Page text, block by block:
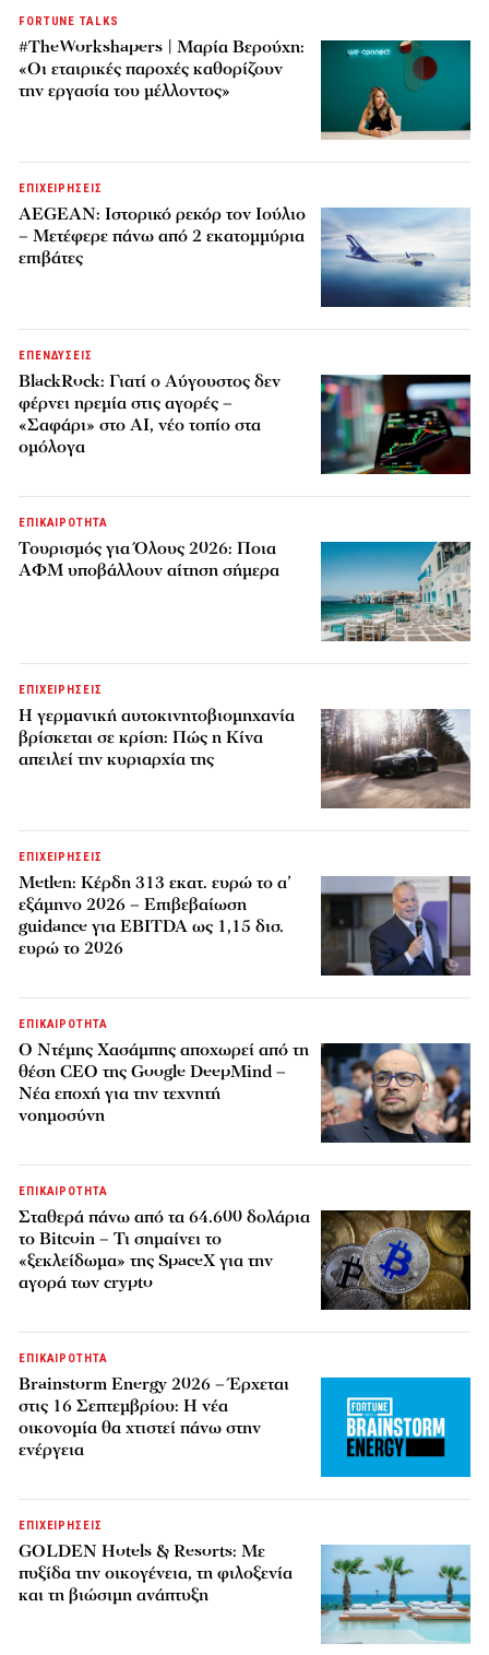
FORTUNE TALKS
#TheWorkshapers | Μαρία Βερούχη:
«Οι εταιρικές παροχές καθορίζουν
την εργασία του μέλλοντος»
ΕΠΙΧΕΙΡΗΣΕΙΣ
AEGEAN: Ιστορικό ρεκόρ τον Ιούλιο
– Μετέφερε πάνω από 2 εκατομμύρια
επιβάτες
ΕΠΕΝΔΥΣΕΙΣ
BlackRock: Γιατί ο Αύγουστος δεν
φέρνει ηρεμία στις αγορές –
«Σαφάρι» στο AI, νέο τοπίο στα
ομόλογα
ΕΠΙΚΑΙΡΟΤΗΤΑ
Τουρισμός για Όλους 2026: Ποια
ΑΦΜ υποβάλλουν αίτηση σήμερα
ΕΠΙΧΕΙΡΗΣΕΙΣ
Η γερμανική αυτοκινητοβιομηχανία
βρίσκεται σε κρίση: Πώς η Κίνα
απειλεί την κυριαρχία της
ΕΠΙΧΕΙΡΗΣΕΙΣ
Metlen: Κέρδη 313 εκατ. ευρώ το α’
εξάμηνο 2026 – Επιβεβαίωση
guidance για EBITDA ως 1,15 δισ.
ευρώ το 2026
ΕΠΙΚΑΙΡΟΤΗΤΑ
Ο Ντέμης Χασάμπης αποχωρεί από τη
θέση CEO της Google DeepMind –
Νέα εποχή για την τεχνητή
νοημοσύνη
ΕΠΙΚΑΙΡΟΤΗΤΑ
Σταθερά πάνω από τα 64.600 δολάρια
το Bitcoin – Τι σημαίνει το
«ξεκλείδωμα» της SpaceX για την
αγορά των crypto
ΕΠΙΚΑΙΡΟΤΗΤΑ
Brainstorm Energy 2026 – Έρχεται
στις 16 Σεπτεμβρίου: Η νέα
οικονομία θα χτιστεί πάνω στην
ενέργεια
ΕΠΙΧΕΙΡΗΣΕΙΣ
GOLDEN Hotels & Resorts: Με
πυξίδα την οικογένεια, τη φιλοξενία
και τη βιώσιμη ανάπτυξη